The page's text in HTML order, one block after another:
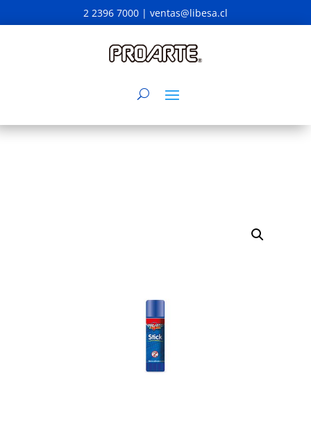
2 2396 7000 | ventas@libesa.cl